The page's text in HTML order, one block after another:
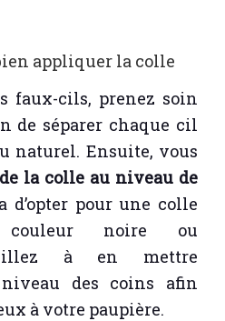
appliquer la colle
faux-cils, prenez soin
de séparer chaque cil
naturel. Ensuite, vous
la colle au niveau de
d’opter pour une colle
couleur noire ou
à en mettre
des coins afin
à votre paupière.